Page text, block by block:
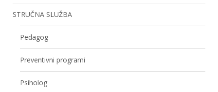
STRUČNA SLUŽBA
Pedagog
Preventivni programi
Psiholog